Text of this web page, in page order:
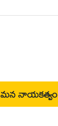
మన నాయకత్వం